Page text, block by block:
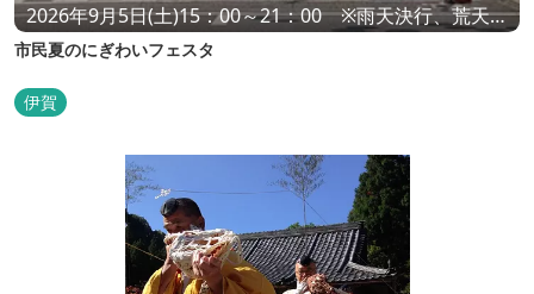
2026年9月5日(土)15：00～21：00 ※雨天決行、荒天中
止
市民夏のにぎわいフェスタ
伊賀